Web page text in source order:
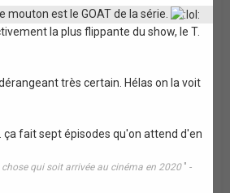
mouton est le GOAT de la série.
la plus flippante du show, le T.
très certain. Hélas on la voit
ça fait sept épisodes qu'on attend d'en
qui soit arrivée au cinéma en 2020 " -